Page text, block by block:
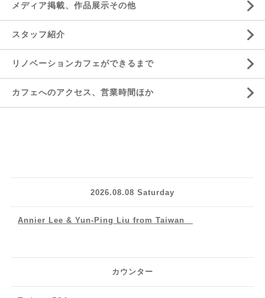
メディア掲載、作品展示その他
スタッフ紹介
リノベーションカフェができるまで
カフェへのアクセス、営業時間ほか
2026.08.08 Saturday
Annier Lee & Yun-Ping Liu from Taiwan
カウンター